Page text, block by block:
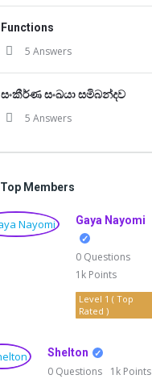
Functions
5 Answers
සංකීර්ණ සංඛයා සමිබන්දව
5 Answers
Top Members
Gaya Nayomi
0 Questions
1k Points
Level 1 ( Top
Rated )
Shelton
0 Questions 1k Points